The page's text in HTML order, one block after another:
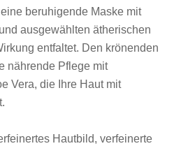
beruhigende Maske mit
ausgewählten ätherischen
entfaltet. Den krönenden
nährende Pflege mit
Vera, die Ihre Haut mit
Hautbild, verfeinerte